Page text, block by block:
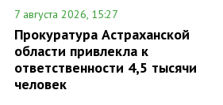
7 августа 2026, 15:27
Прокуратура Астраханской
области привлекла к
ответственности 4,5 тысячи
человек